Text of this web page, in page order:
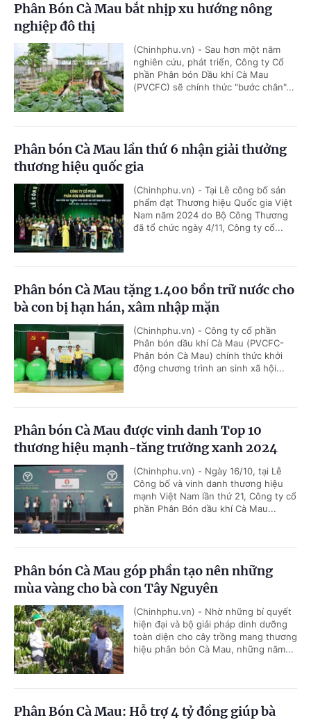
Phân Bón Cà Mau bắt nhịp xu hướng nông
nghiệp đô thị
(Chinhphu.vn) - Sau hơn một năm
nghiên cứu, phát triển, Công ty Cổ
phần Phân bón Dầu khí Cà Mau
(PVCFC) sẽ chính thức "bước chân"...
Phân bón Cà Mau lần thứ 6 nhận giải thưởng
thương hiệu quốc gia
(Chinhphu.vn) - Tại Lễ công bố sản
phẩm đạt Thương hiệu Quốc gia Việt
Nam năm 2024 do Bộ Công Thương
đã tổ chức ngày 4/11, Công ty cổ...
Phân bón Cà Mau tặng 1.400 bồn trữ nước cho
bà con bị hạn hán, xâm nhập mặn
(Chinhphu.vn) - Công ty cổ phần
Phân bón dầu khí Cà Mau (PVCFC-
Phân bón Cà Mau) chính thức khởi
động chương trình an sinh xã hội...
Phân bón Cà Mau được vinh danh Top 10
thương hiệu mạnh-tăng trưởng xanh 2024
(Chinhphu.vn) - Ngày 16/10, tại Lễ
Công bố và vinh danh thương hiệu
mạnh Việt Nam lần thứ 21, Công ty cổ
phần Phân Bón dầu khí Cà Mau...
Phân bón Cà Mau góp phần tạo nên những
mùa vàng cho bà con Tây Nguyên
(Chinhphu.vn) - Nhờ những bí quyết
hiện đại và bộ giải pháp dinh dưỡng
toàn diện cho cây trồng mang thương
hiệu phân bón Cà Mau, những năm...
Phân Bón Cà Mau: Hỗ trợ 4 tỷ đồng giúp bà